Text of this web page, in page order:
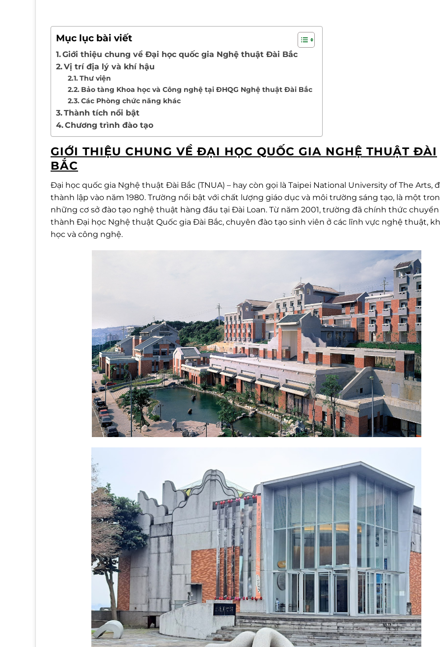
Mục lục bài viết
Giới thiệu chung về Đại học quốc gia Nghệ thuật Đài Bắc
Vị trí địa lý và khí hậu
Thư viện
Bảo tàng Khoa học và Công nghệ tại ĐHQG Nghệ thuật Đài Bắc
Các Phòng chức năng khác
Thành tích nổi bật
Chương trình đào tạo
GIỚI THIỆU CHUNG VỀ ĐẠI HỌC QUỐC GIA NGHỆ THUẬT ĐÀI
BẮC
Đại học quốc gia Nghệ thuật Đài Bắc (TNUA) – hay còn gọi là Taipei National University of The Arts,
thành lập vào năm 1980. Trường nổi bật với chất lượng giáo dục và môi trường sáng tạo, là một
những cơ sở đào tạo nghệ thuật hàng đầu tại Đài Loan. Từ năm 2001, trường đã chính thức chuyển
thành Đại học Nghệ thuật Quốc gia Đài Bắc, chuyên đào tạo sinh viên ở các lĩnh vực nghệ thuật,
học và công nghệ.